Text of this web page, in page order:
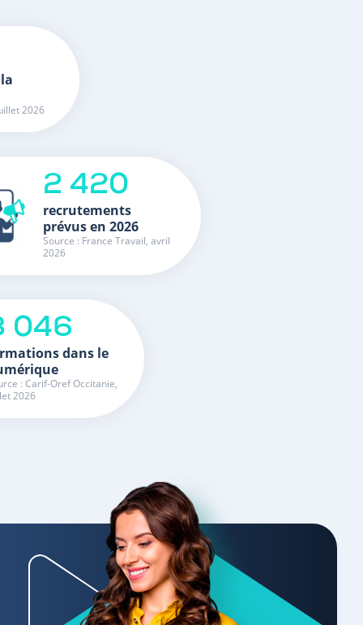
2026
2 420
recrutements
prévus en 2026
Source : France Travail, avril
2026
046
dans le
: Carif-Oref Occitanie,
2026